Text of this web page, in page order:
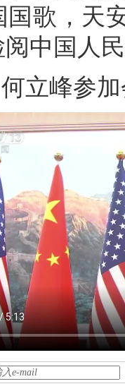
国歌，天
中国人
立峰参